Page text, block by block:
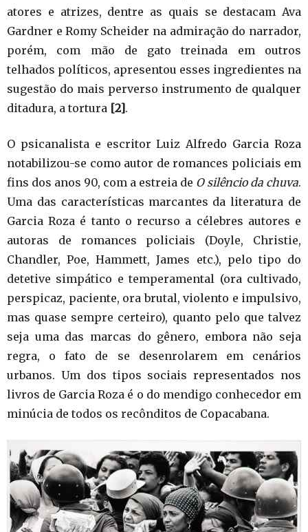
atores e atrizes, dentre as quais se destacam Ava
Gardner e Romy Scheider na admiração do narrador,
porém, com mão de gato treinada em outros
telhados políticos, apresentou esses ingredientes na
sugestão do mais perverso instrumento de qualquer
ditadura, a tortura [2].
O psicanalista e escritor Luiz Alfredo Garcia Roza
notabilizou-se como autor de romances policiais em
fins dos anos 90, com a estreia de O silêncio da chuva.
Uma das características marcantes da literatura de
Garcia Roza é tanto o recurso a célebres autores e
autoras de romances policiais (Doyle, Christie,
Chandler, Poe, Hammett, James etc.), pelo tipo do
detetive simpático e temperamental (ora cultivado,
perspicaz, paciente, ora brutal, violento e impulsivo,
mas quase sempre certeiro), quanto pelo que talvez
seja uma das marcas do gênero, embora não seja
regra, o fato de se desenrolarem em cenários
urbanos. Um dos tipos sociais representados nos
livros de Garcia Roza é o do mendigo conhecedor em
minúcia de todos os recônditos de Copacabana.